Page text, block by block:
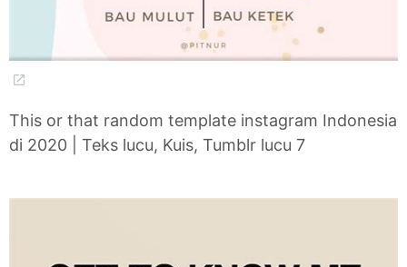
This or that random template instagram Indonesia
di 2020 | Teks lucu, Kuis, Tumblr lucu 7